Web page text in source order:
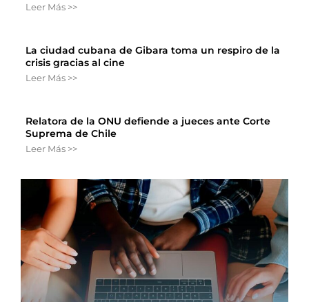
Leer Más >>
La ciudad cubana de Gibara toma un respiro de la
crisis gracias al cine
Leer Más >>
Relatora de la ONU defiende a jueces ante Corte
Suprema de Chile
Leer Más >>